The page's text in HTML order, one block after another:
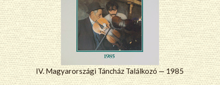
IV. Magyarországi Táncház Találkozó — 1985